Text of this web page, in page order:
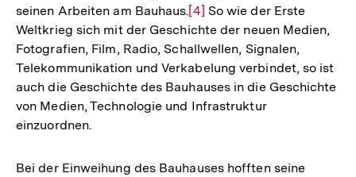
seinen Arbeiten am Bauhaus.Zur
Auflösung
der
Fußnote
[4] So wie der Erste
Weltkrieg sich mit der Geschichte der neuen Medien,
Fotografien, Film, Radio, Schallwellen, Signalen,
Telekommunikation und Verkabelung verbindet, so ist
auch die Geschichte des Bauhauses in die Geschichte
von Medien, Technologie und Infrastruktur
einzuordnen.
Bei der Einweihung des Bauhauses hofften seine